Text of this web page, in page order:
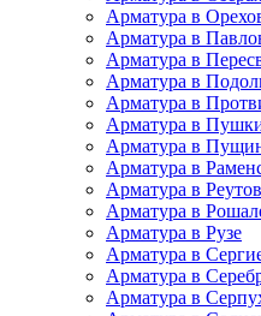
Арматура в
Арматура в
Арматура в
Арматура в
Арматура в
Арматура в
Арматура в
Арматура в
Арматура в
Арматура в
Арматура в Рузе
Арматура в
Арматура в
Арматура в